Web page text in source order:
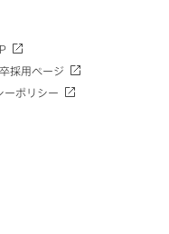
採用ページ
ーポリシー